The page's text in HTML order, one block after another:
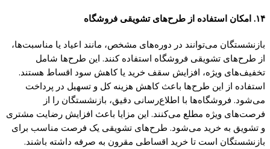
۱۴. امکان استفاده از طرح‌های تشویقی فروشگاه
بازنشستگان می‌توانند در دوره‌های مشخص، مانند اعیاد یا مناسبت‌ها،
از طرح‌های تشویقی فروشگاه استفاده کنند. این طرح‌ها شامل
تخفیف‌های ویژه، افزایش سقف خرید یا کاهش سود اقساط هستند.
استفاده از این طرح‌ها باعث کاهش هزینه کل و تسهیل در پرداخت
می‌شود. فروشگاه‌ها با اطلاع‌رسانی دقیق، بازنشستگان را از
فرصت‌های ویژه مطلع می‌کنند. این مزایا باعث افزایش رضایت مشتری
و تشویق به خرید می‌شود. طرح‌های تشویقی یک فرصت مناسب برای
بازنشستگان است تا خرید اقساطی مقرون به صرفه داشته باشند.